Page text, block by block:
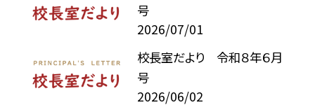
号
2026/07/01
校長室だより 令和８年６月
号
2026/06/02